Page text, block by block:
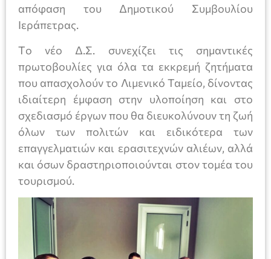
απόφαση του Δημοτικού Συμβουλίου
Ιεράπετρας.
Tο νέο Δ.Σ. συνεχίζει τις σημαντικές
πρωτοβουλίες για όλα τα εκκρεμή ζητήματα
που απασχολούν το Λιμενικό Ταμείο, δίνοντας
ιδιαίτερη έμφαση στην υλοποίηση και στο
σχεδιασμό έργων που θα διευκολύνουν τη ζωή
όλων των πολιτών και ειδικότερα των
επαγγελματιών και ερασιτεχνών αλιέων, αλλά
και όσων δραστηριοποιούνται στον τομέα του
τουρισμού.